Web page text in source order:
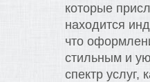
которые
находится
что
стильным и
спектр услуг,